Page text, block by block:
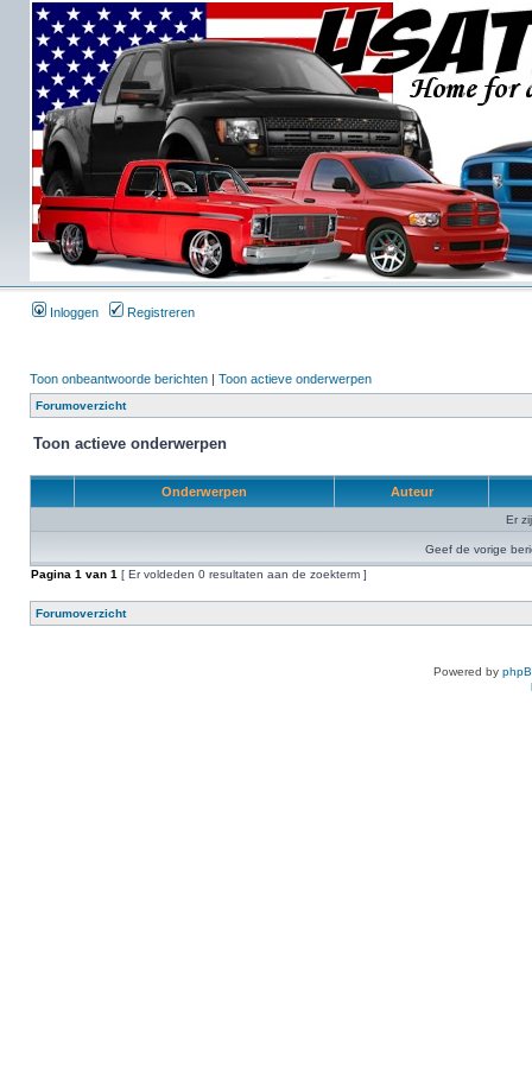
Inloggen Registreren
Toon onbeantwoorde berichten | Toon actieve onderwerpen
Forumoverzicht
Toon actieve onderwerpen
Onderwerpen Auteur
Er
Geef de vorige
Pagina 1 van 1 [ Er voldeden 0 resultaten aan de zoekterm ]
Forumoverzicht
Powered by